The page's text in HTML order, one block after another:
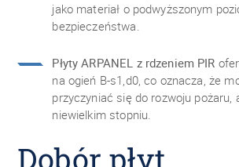
jako materiał o podwyższonym
bezpieczeństwa.
Płyty ARPANEL z rdzeniem PIR
na ogień B-s1,d0, co oznacza, że
przyczyniać się do rozwoju pożaru,
niewielkim stopniu.
Dobór płyt